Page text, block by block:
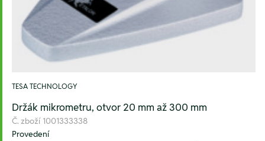
TESA TECHNOLOGY
Držák mikrometru, otvor 20 mm až 300 mm
Č. zboží 1001333338
Provedení